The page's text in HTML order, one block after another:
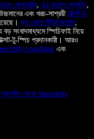
জেনারেটর, AI ভয়েস ক্লোনিং,
এবং খরচ-সাশ্রয়ী টেক্সট-টু-
দ্য ওয়াল স্ট্রিট জার্নাল,
সংবাদমাধ্যমে স্পিচিফাই নিয়ে
টু-স্পিচ প্রদানকারী। আরও
blog এবং
ল্যাপটপ থেকে Speechify